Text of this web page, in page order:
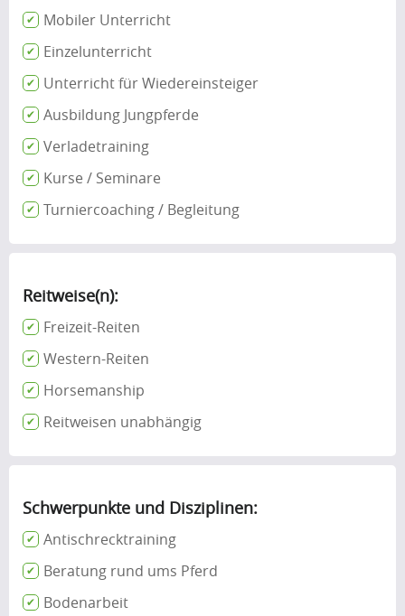
Mobiler Unterricht
Einzelunterricht
Unterricht für Wiedereinsteiger
Ausbildung Jungpferde
Verladetraining
Kurse / Seminare
Turniercoaching / Begleitung
Reitweise(n):
Freizeit-Reiten
Western-Reiten
Horsemanship
Reitweisen unabhängig
Schwerpunkte und Disziplinen:
Antischrecktraining
Beratung rund ums Pferd
Bodenarbeit